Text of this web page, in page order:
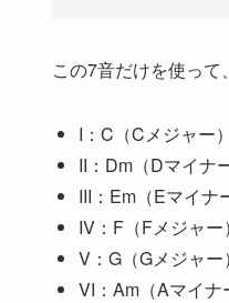
この7音だけを使っ
I：C（Cメジャー）
II：Dm（Dマイナ
III：Em（Eマイナ
IV：F（Fメジャー）
V：G（Gメジャー）
VI：Am（Aマイナ